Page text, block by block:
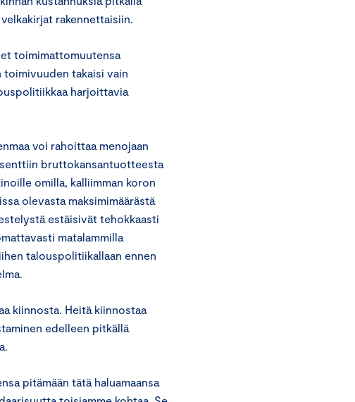
rakennettaisiin.
toimimattomuutensa
takaisi vain
harjoittavia
voi rahoittaa menojaan
bruttokansantuotteesta
omilla, kalliimman koron
olevasta maksimimäärästä
estäisivät tehokkaasti
matalammilla
talouspolitiikallaan ennen
kiinnosta. Heitä kiinnostaa
edelleen pitkällä
pitämään tätä haluamaansa